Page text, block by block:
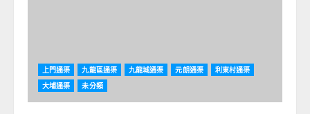
上門通渠 九龍區通渠 九龍城通渠 元朗通渠
利東村通渠
大埔通渠
未分類